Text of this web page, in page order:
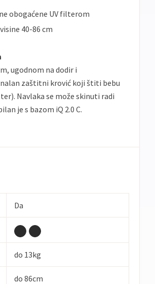
obogaćene UV filterom
40-86 cm
ugodnom na dodir i
zaštitni krović koji štiti bebu
Navlaka se može skinuti radi
je s bazom iQ 2.0 C.
Da
do 13kg
do 86cm